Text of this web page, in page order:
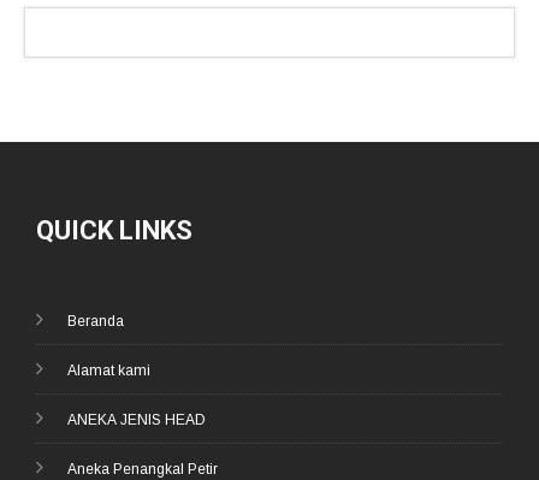
QUICK LINKS
Beranda
Alamat kami
ANEKA JENIS HEAD
Aneka Penangkal Petir